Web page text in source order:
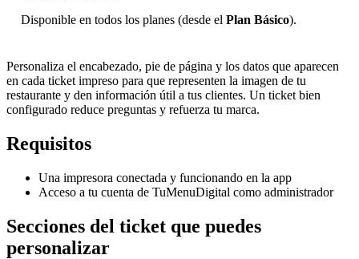
Disponible en todos los planes (desde el Plan Básico).
Personaliza el encabezado, pie de página y los datos que aparecen
en cada ticket impreso para que representen la imagen de tu
restaurante y den información útil a tus clientes. Un ticket bien
configurado reduce preguntas y refuerza tu marca.
Requisitos
Una impresora conectada y funcionando en la app
Acceso a tu cuenta de TuMenuDigital como administrador
Secciones del ticket que puedes
personalizar